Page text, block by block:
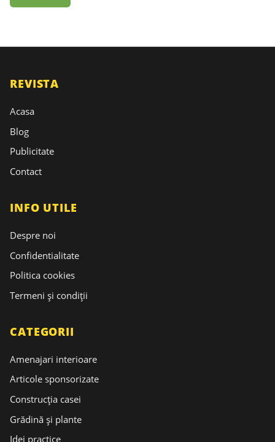
REVISTA
Acasa
Blog
Publicitate
Contact
INFO UTILE
Despre noi
Confidentialitate
Politica cookies
Termeni și condiții
CATEGORII
Amenajari interioare
Articole sponsorizate
Construcția casei
Grădină și plante
Idei practice